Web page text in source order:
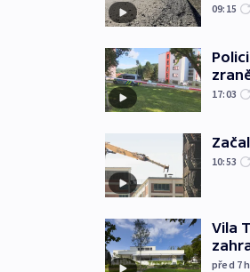
09:15
17:03
10:53
Vila
před 7